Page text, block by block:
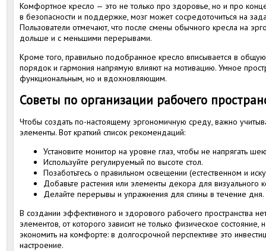
Комфортное кресло — это не только про здоровье, но и про
в безопасности и поддержке, мозг может сосредоточиться на
Пользователи отмечают, что после смены обычного кресла на
дольше и с меньшими перерывами.
Кроме того, правильно подобранное кресло вписывается в общую
порядок и гармония напрямую влияют на мотивацию. Умное
функциональным, но и вдохновляющим.
Советы по организации рабочего
Чтобы создать по-настоящему эргономичную среду, важно
элементы. Вот краткий список рекомендаций:
Установите монитор на уровне глаз, чтобы не напрягать
Используйте регулируемый по высоте стол.
Позаботьтесь о правильном освещении (естественном и
Добавьте растения или элементы декора для визуального
Делайте перерывы и упражнения для спины в течение дня.
В создании эффективного и здорового рабочего пространства
элементов, от которого зависит не только физическое
экономить на комфорте: в долгосрочной перспективе это
настроение.